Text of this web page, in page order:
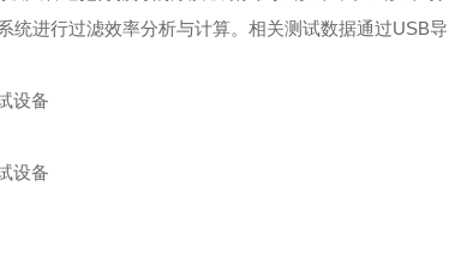
进行过滤效率分析与计算。相关测试数据通过USB导